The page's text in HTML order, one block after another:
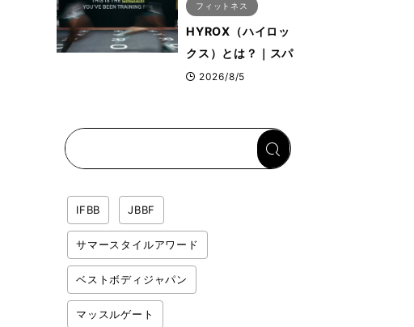
雅選手が解説
フィットネス
HYROX（ハイロッ
クス）とは？｜スパ
ルタンレースやクロ
2026/8/5
IFBB JBBF
サマースタイルアワード
ベストボディジャパン
マッスルゲート